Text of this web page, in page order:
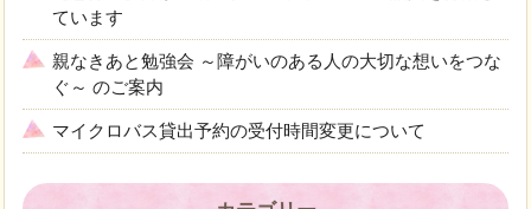
ています
親なきあと勉強会 ～障がいのある人の大切な想いをつな
ぐ～ のご案内
マイクロバス貸出予約の受付時間変更について